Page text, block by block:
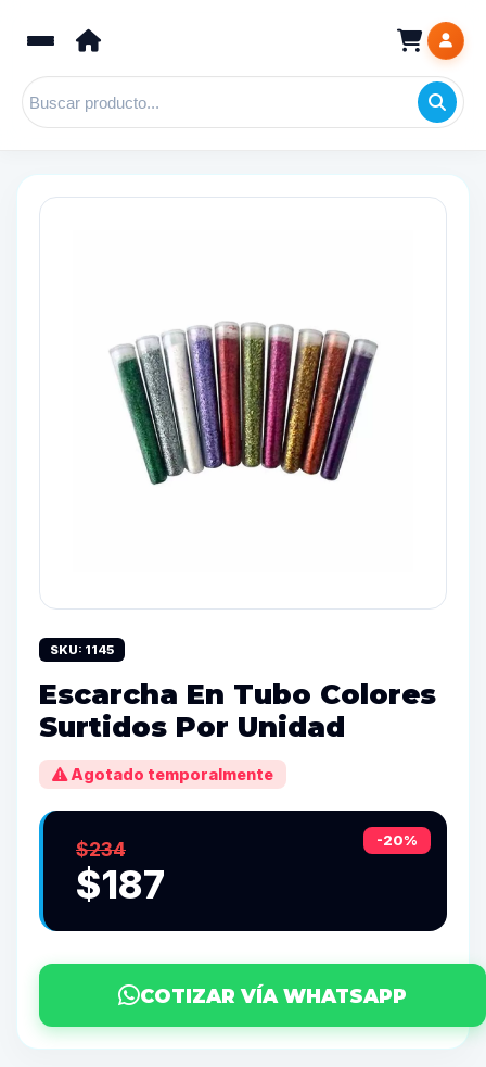
SKU: 1145
Escarcha En Tubo Colores
Surtidos Por Unidad
Agotado temporalmente
-20%
$234
$187
COTIZAR VÍA WHATSAPP